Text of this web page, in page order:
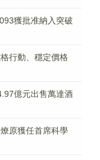
獲批准納入突破
行動、穩定價格
億元出售萬達酒
原獲任首席科學